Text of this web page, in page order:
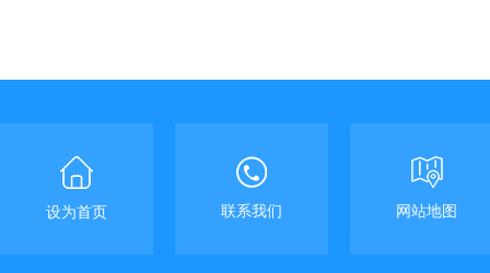
设为首页 联系我们 网站地图